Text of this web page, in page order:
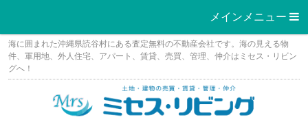
メインメニュー 
Skip
content
海に囲まれた沖縄県読谷村にある査定無料の不動産会社です。海の見える物
件、軍用地、外人住宅、アパート、賃貸、売買、管理、仲介はミセス・リビン
グへ！